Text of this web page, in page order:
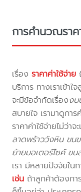
การคำนวณรา
เรื่องราคาค่าใช้จ่าย
บริการ ทางเราเข้า
จะมีข้อจำกัดเรื่องงบ
สบายใจ เรามาดูก
ราคาค่าใช้จ่ายไม่ว่า
ลาดพร้าววังหิน ข
ย้ายมอเตอร์ไซค์ ข
เรา มีหลายปัจจัยใ
เช่น ถ้าลูกค้าต้องก